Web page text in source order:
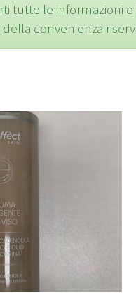
tutte le informazioni
convenienza